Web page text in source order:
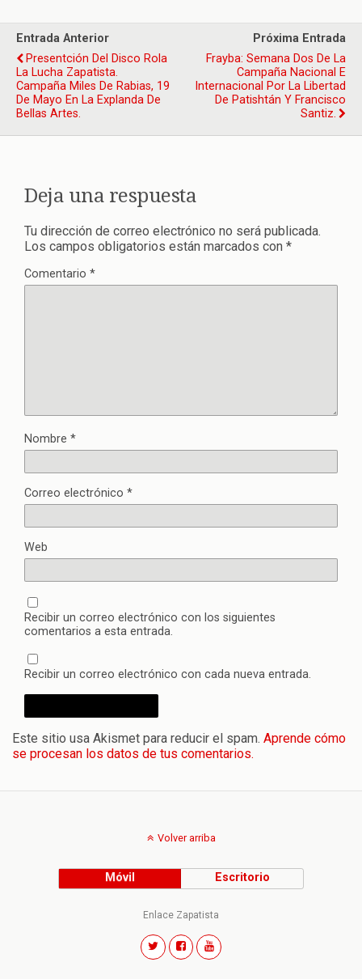
Entrada Anterior
Presentción Del Disco Rola
La Lucha Zapatista.
Campaña Miles De Rabias, 19
De Mayo En La Explanda De
Bellas Artes.
Próxima Entrada
Frayba: Semana Dos De La
Campaña Nacional E
Internacional Por La Libertad
De Patishtán Y Francisco
Santiz.
Deja una respuesta
Tu dirección de correo electrónico no será publicada.
Los campos obligatorios están marcados con *
Comentario *
Nombre *
Correo electrónico *
Web
Recibir un correo electrónico con los siguientes
comentarios a esta entrada.
Recibir un correo electrónico con cada nueva entrada.
Este sitio usa Akismet para reducir el spam. Aprende cómo
se procesan los datos de tus comentarios.
Volver arriba
Móvil Escritorio
Enlace Zapatista